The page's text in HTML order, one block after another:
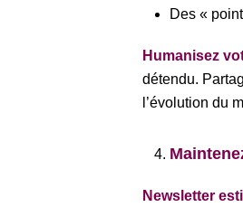
Des «
Humanisez
détendu.
l’évolution du
Newsletter